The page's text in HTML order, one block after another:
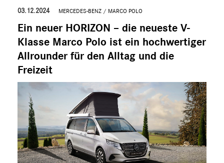
03.12.2024 MERCEDES-BENZ / MARCO POLO
Ein neuer HORIZON – die neueste V-
Klasse Marco Polo ist ein hochwertiger
Allrounder für den Alltag und die
Freizeit